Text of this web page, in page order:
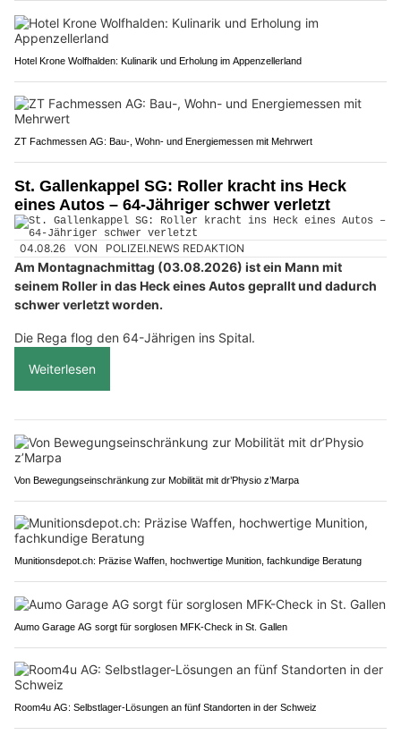
Hotel Krone Wolfhalden: Kulinarik und Erholung im Appenzellerland
ZT Fachmessen AG: Bau-, Wohn- und Energiemessen mit Mehrwert
St. Gallenkappel SG: Roller kracht ins Heck
eines Autos – 64-Jähriger schwer verletzt
04.08.26 VON POLIZEI.NEWS REDAKTION
Am Montagnachmittag (03.08.2026) ist ein Mann mit
seinem Roller in das Heck eines Autos geprallt und dadurch
schwer verletzt worden.
Die Rega flog den 64-Jährigen ins Spital.
Weiterlesen
Von Bewegungseinschränkung zur Mobilität mit dr’Physio z’Marpa
Munitionsdepot.ch: Präzise Waffen, hochwertige Munition, fachkundige Beratung
Aumo Garage AG sorgt für sorglosen MFK-Check in St. Gallen
Room4u AG: Selbstlager-Lösungen an fünf Standorten in der Schweiz